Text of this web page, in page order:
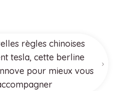
règles chinoises
tesla, cette berline
pour mieux vous